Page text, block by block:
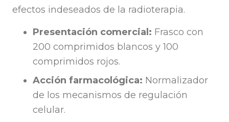
efectos indeseados de la radioterapia.
Presentación comercial: Frasco con
200 comprimidos blancos y 100
comprimidos rojos.
Acción farmacológica: Normalizador
de los mecanismos de regulación
celular.